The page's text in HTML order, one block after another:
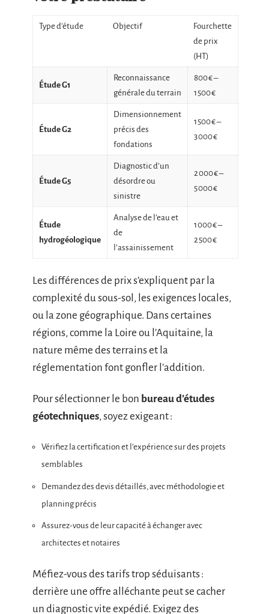
Type d’étude Objectif
Fourchette
de prix
(HT)
Étude G1
Reconnaissance
générale du terrain
800 € –
1 500 €
Étude G2
Dimensionnement
précis des
fondations
1 500 € –
3 000 €
Étude G5
Diagnostic d’un
désordre ou
sinistre
2 000 € –
5 000 €
Étude
hydrogéologique
Analyse de l’eau et
de
l’assainissement
1 000 € –
2 500 €
Les différences de prix s’expliquent par la
complexité du sous-sol, les exigences locales,
ou la zone géographique. Dans certaines
régions, comme la Loire ou l’Aquitaine, la
nature même des terrains et la
réglementation font gonfler l’addition.
Pour sélectionner le bon bureau d’études
géotechniques, soyez exigeant :
Vérifiez la certification et l’expérience sur des projets
semblables
Demandez des devis détaillés, avec méthodologie et
planning précis
Assurez-vous de leur capacité à échanger avec
architectes et notaires
Méfiez-vous des tarifs trop séduisants :
derrière une offre alléchante peut se cacher
un diagnostic vite expédié. Exigez des